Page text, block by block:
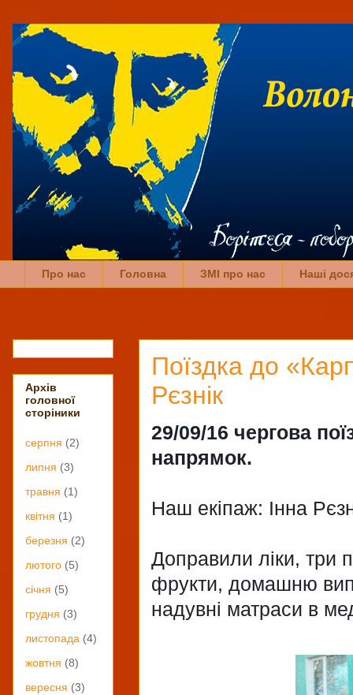
Про нас Головна ЗМІ про нас Наші
Поїздка до
Рєзнік
29/09/16 чергова
напрямок.
Наш екіпаж: Інна
Доправили ліки, три
фрукти, домашню
надувні матраси в
Архів
головної
сторіники
серпня (2)
липня (3)
травня (1)
квітня (1)
березня (2)
лютого (5)
січня (5)
грудня (3)
листопада (4)
жовтня (8)
вересня (3)